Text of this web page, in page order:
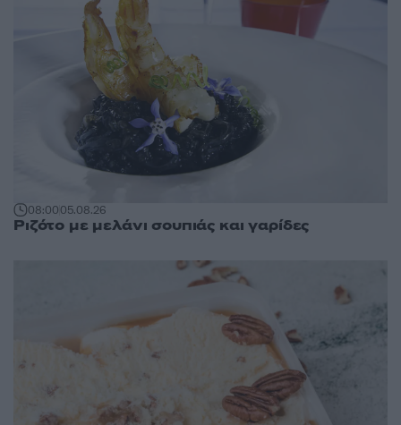
08:0005.08.26
Ριζότο με μελάνι σουπιάς και γαρίδες